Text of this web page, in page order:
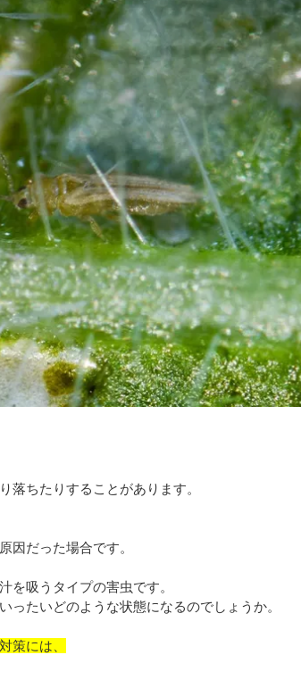
落ちたりすることがあります。
因だった場合です。
を吸うタイプの害虫です。
ったいどのような状態になるのでしょうか。
策には、